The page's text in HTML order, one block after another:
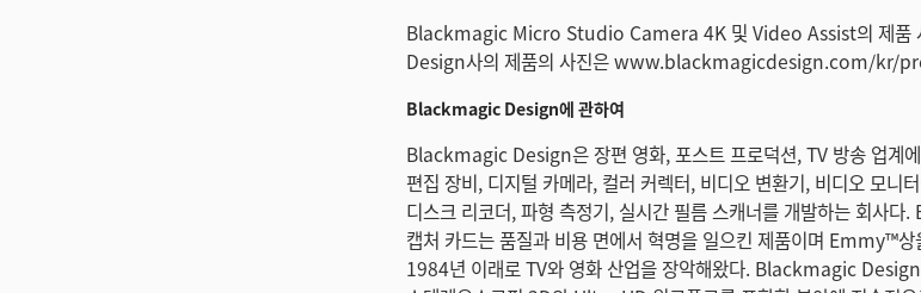
Blackmagic Micro Studio Camera 4K 및 Video Assist의 제품
Design사의 제품의 사진은 www.blackmagicdesign.com/kr/
Blackmagic Design에 관하여
Blackmagic Design은 장편 영화, 포스트 프로덕션, TV 방송 업계
편집 장비, 디지털 카메라, 컬러 커렉터, 비디오 변환기, 비디오 모니
디스크 리코더, 파형 측정기, 실시간 필름 스캐너를 개발하는 회
캡처 카드는 품질과 비용 면에서 혁명을 일으킨 제품이며 Emmy™
1984년 이래로 TV와 영화 산업을 장악해왔다. Blackmagic